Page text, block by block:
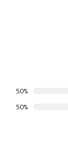
50%
50%